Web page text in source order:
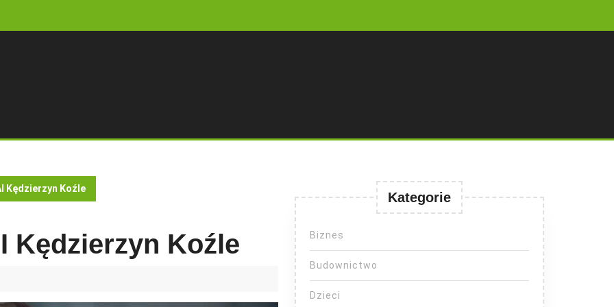
Kędzierzyn Koźle
Kędzierzyn Koźle
Kategorie
Biznes
Budownictwo
Dzieci